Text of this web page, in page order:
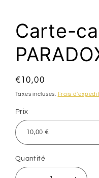
dans
une
fenêtre
modale
Carte-
SKU:
Prix
habituel
€10,00
Taxes incluses. Frais
Prix
Quantité